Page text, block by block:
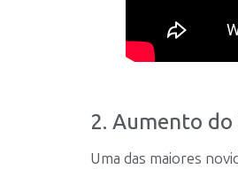
2. Aumento
Uma das maiores